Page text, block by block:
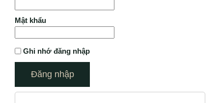
Mật khẩu
Ghi nhớ đăng nhập